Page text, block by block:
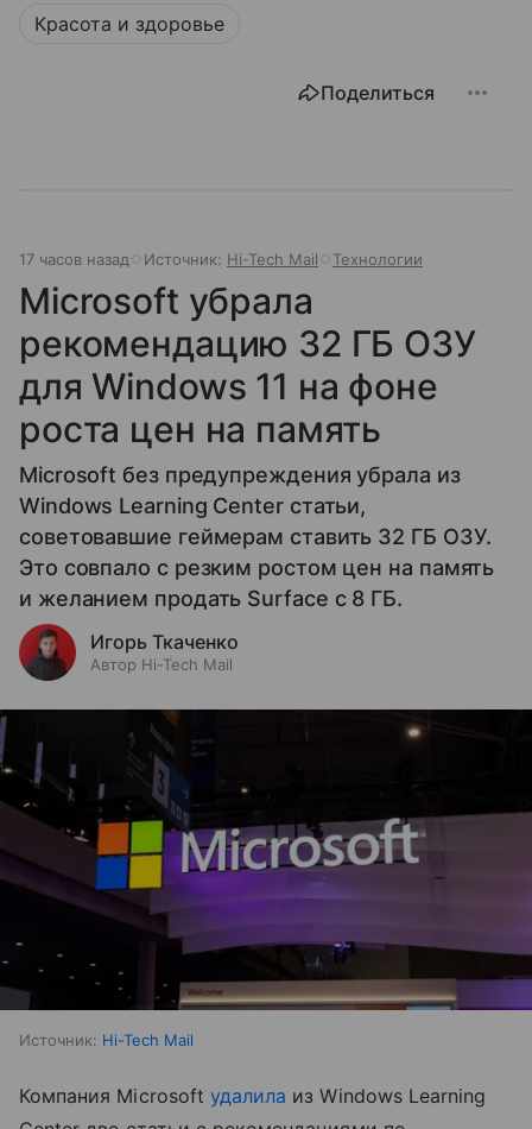
Красота и здоровье
Поделиться
17 часов назад Источник: Hi-Tech Mail Технологии
Microsoft убрала
рекомендацию 32 ГБ ОЗУ
для Windows 11 на фоне
роста цен на память
Microsoft без предупреждения убрала из
Windows Learning Center статьи,
советовавшие геймерам ставить 32 ГБ ОЗУ.
Это совпало с резким ростом цен на память
и желанием продать Surface с 8 ГБ.
Игорь Ткаченко
Автор Hi-Tech Mail
Источник: Hi-Tech Mail
Компания Microsoft удалила из Windows Learning